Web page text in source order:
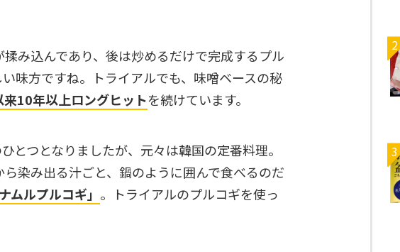
揉み込んであり、後は炒めるだけで完成するプル
味方ですね。トライアルでも、味噌ベースの秘
来10年以上ロングヒットを続けています。
とつとなりましたが、元々は韓国の定番料理。
染み出る汁ごと、鍋のように囲んで食べるのだ
ムルプルコギ」 。トライアルのプルコギを使っ
2
3